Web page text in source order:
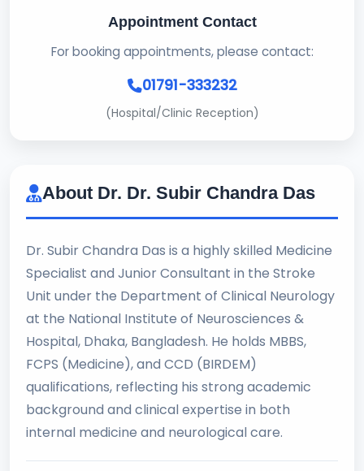
Appointment Contact
For booking appointments, please contact:
01791-333232
(Hospital/Clinic Reception)
About Dr. Dr. Subir Chandra Das
Dr. Subir Chandra Das is a highly skilled Medicine
Specialist and Junior Consultant in the Stroke
Unit under the Department of Clinical Neurology
at the National Institute of Neurosciences &
Hospital, Dhaka, Bangladesh. He holds MBBS,
FCPS (Medicine), and CCD (BIRDEM)
qualifications, reflecting his strong academic
background and clinical expertise in both
internal medicine and neurological care.